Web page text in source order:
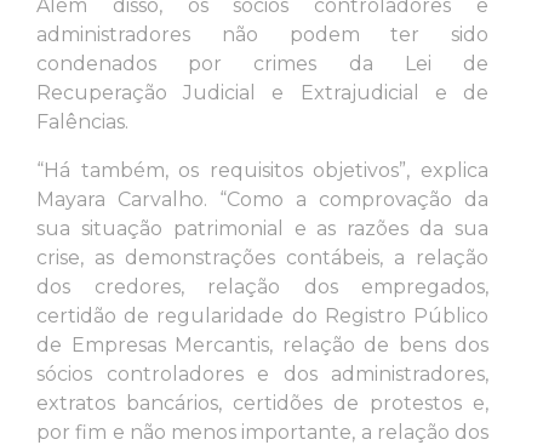
Além disso, os sócios controladores e
administradores não podem ter sido
condenados por crimes da Lei de
Recuperação Judicial e Extrajudicial e de
Falências.
“Há também, os requisitos objetivos”, explica
Mayara Carvalho. “Como a comprovação da
sua situação patrimonial e as razões da sua
crise, as demonstrações contábeis, a relação
dos credores, relação dos empregados,
certidão de regularidade do Registro Público
de Empresas Mercantis, relação de bens dos
sócios controladores e dos administradores,
extratos bancários, certidões de protestos e,
por fim e não menos importante, a relação dos